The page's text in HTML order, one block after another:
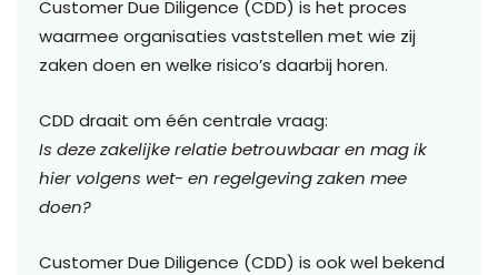
Customer Due Diligence (CDD) is het proces
waarmee organisaties vaststellen met wie zij
zaken doen en welke risico’s daarbij horen.
CDD draait om één centrale vraag:
Is deze zakelijke relatie betrouwbaar en mag ik
hier volgens wet- en regelgeving zaken mee
doen?
Customer Due Diligence (CDD) is ook wel bekend